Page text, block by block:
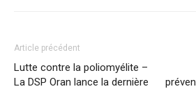
Article précédent
Lutte contre la poliomyélite –
La DSP Oran lance la dernière